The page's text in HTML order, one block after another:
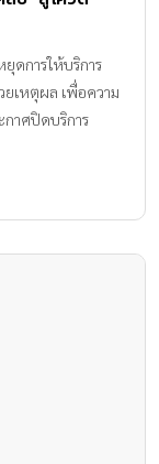
ดการให้บริการ
ยเหตุผล เพื่อความ
าศปิดบริการ
ประโยชน์ให้แก่
shield จำนวน
ยังคงรักษา